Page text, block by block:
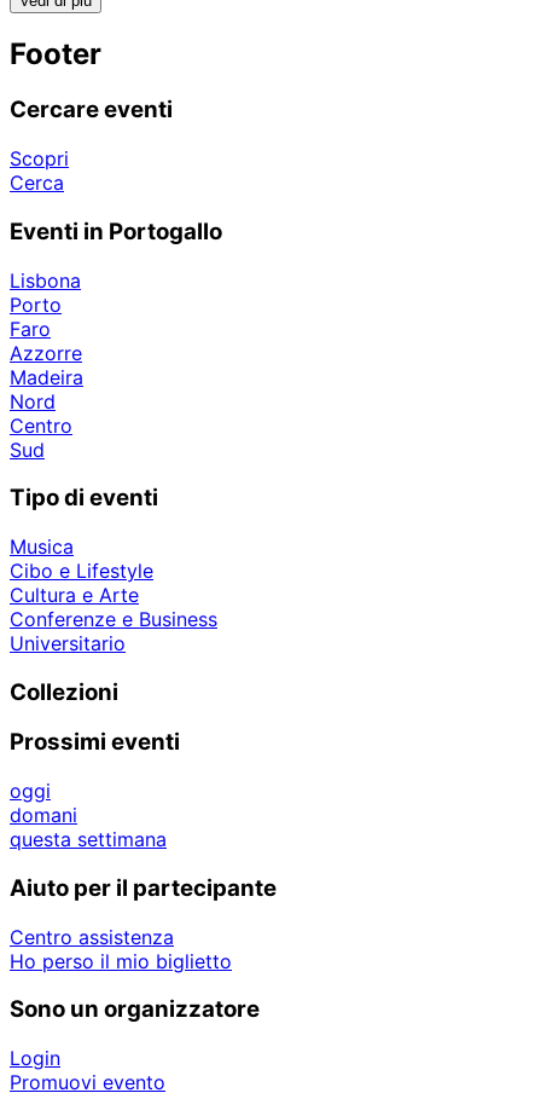
Footer
Cercare eventi
Scopri
Cerca
Eventi in Portogallo
Lisbona
Porto
Faro
Azzorre
Madeira
Nord
Centro
Sud
Tipo di eventi
Musica
Cibo e Lifestyle
Cultura e Arte
Conferenze e Business
Universitario
Collezioni
Prossimi eventi
oggi
domani
questa settimana
Aiuto per il partecipante
Centro assistenza
Ho perso il mio biglietto
Sono un organizzatore
Login
Promuovi evento